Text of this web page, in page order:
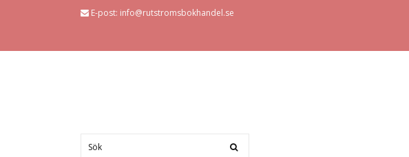
E-post: info@rutstromsbokhandel.se